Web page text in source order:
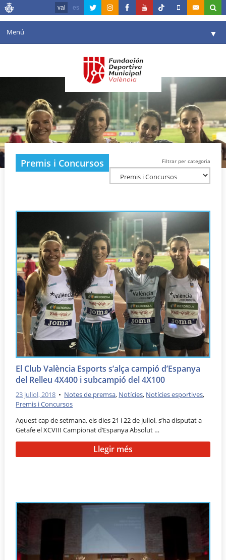
val es
Menú ▼
Agenda
Instal·lacions ▼
Comunicació ▼
València en esport
Portal de Transparència
Premis i Concursos Filtrar per categoria
El Club València Esports s’alça campió d’Espanya
del Relleu 4X400 i subcampió del 4X100
23 juliol, 2018 • Notes de premsa, Notícies, Notícies esportives,
Premis i Concursos
Aquest cap de setmana, els dies 21 i 22 de juliol, s’ha disputat a
Getafe el XCVIII Campionat d’Espanya Absolut …
Llegir més